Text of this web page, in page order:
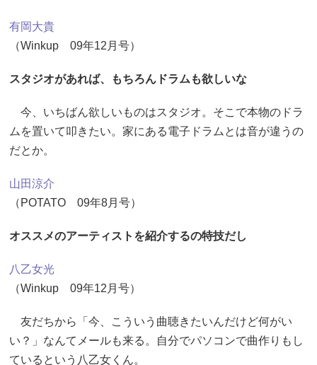
有岡大貴
（Winkup 09年12月号）
スタジオがあれば、もちろんドラムも欲しいな
今、いちばん欲しいものはスタジオ。そこで本物のドラ
ムを置いて叩きたい。家にある電子ドラムとは音が違うの
だとか。
山田涼介
（POTATO 09年8月号）
オススメのアーティストを紹介するの特技だし
八乙女光
（Winkup 09年12月号）
友だちから「今、こういう曲聴きたいんだけど何がい
い？」なんてメールも来る。自分でパソコンで曲作りもし
ているという八乙女くん。